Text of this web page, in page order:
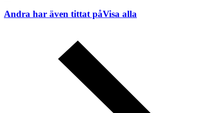
Andra har även tittat påVisa alla